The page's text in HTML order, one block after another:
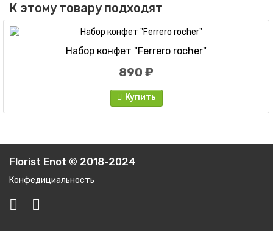
К этому товару подходят
Набор конфет "Ferrero rocher"
890 ₽
Купить
Florist Enot © 2018-2024
Конфедициальность